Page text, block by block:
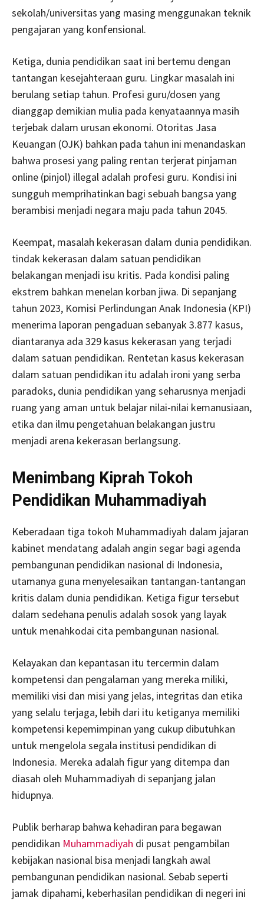
sekolah/universitas yang masing menggunakan teknik
pengajaran yang konfensional.
Ketiga, dunia pendidikan saat ini bertemu dengan
tantangan kesejahteraan guru. Lingkar masalah ini
berulang setiap tahun. Profesi guru/dosen yang
dianggap demikian mulia pada kenyataannya masih
terjebak dalam urusan ekonomi. Otoritas Jasa
Keuangan (OJK) bahkan pada tahun ini menandaskan
bahwa prosesi yang paling rentan terjerat pinjaman
online (pinjol) illegal adalah profesi guru. Kondisi ini
sungguh memprihatinkan bagi sebuah bangsa yang
berambisi menjadi negara maju pada tahun 2045.
Keempat, masalah kekerasan dalam dunia pendidikan.
tindak kekerasan dalam satuan pendidikan
belakangan menjadi isu kritis. Pada kondisi paling
ekstrem bahkan menelan korban jiwa. Di sepanjang
tahun 2023, Komisi Perlindungan Anak Indonesia (KPI)
menerima laporan pengaduan sebanyak 3.877 kasus,
diantaranya ada 329 kasus kekerasan yang terjadi
dalam satuan pendidikan. Rentetan kasus kekerasan
dalam satuan pendidikan itu adalah ironi yang serba
paradoks, dunia pendidikan yang seharusnya menjadi
ruang yang aman untuk belajar nilai-nilai kemanusiaan,
etika dan ilmu pengetahuan belakangan justru
menjadi arena kekerasan berlangsung.
Menimbang Kiprah Tokoh
Pendidikan Muhammadiyah
Keberadaan tiga tokoh Muhammadiyah dalam jajaran
kabinet mendatang adalah angin segar bagi agenda
pembangunan pendidikan nasional di Indonesia,
utamanya guna menyelesaikan tantangan-tantangan
kritis dalam dunia pendidikan. Ketiga figur tersebut
dalam sedehana penulis adalah sosok yang layak
untuk menahkodai cita pembangunan nasional.
Kelayakan dan kepantasan itu tercermin dalam
kompetensi dan pengalaman yang mereka miliki,
memiliki visi dan misi yang jelas, integritas dan etika
yang selalu terjaga, lebih dari itu ketiganya memiliki
kompetensi kepemimpinan yang cukup dibutuhkan
untuk mengelola segala institusi pendidikan di
Indonesia. Mereka adalah figur yang ditempa dan
diasah oleh Muhammadiyah di sepanjang jalan
hidupnya.
Publik berharap bahwa kehadiran para begawan
pendidikan Muhammadiyah di pusat pengambilan
kebijakan nasional bisa menjadi langkah awal
pembangunan pendidikan nasional. Sebab seperti
jamak dipahami, keberhasilan pendidikan di negeri ini